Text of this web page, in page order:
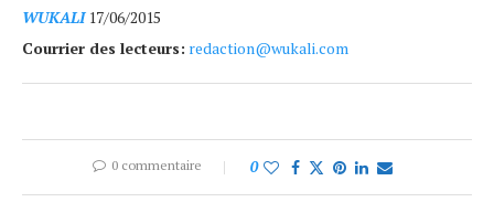
WUKALI 17/06/2015
Courrier des lecteurs: redaction@wukali.com
0 commentaire 0